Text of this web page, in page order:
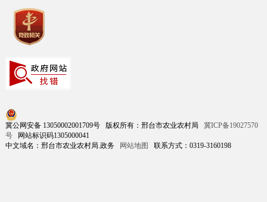
冀公网安备 13050002001709号 版权所有：邢台市农业农村局 冀ICP备19027570
号网站标识码1305000041
中文域名：邢台市农业农村局.政务
网站地图 联系方式：0319-3160198